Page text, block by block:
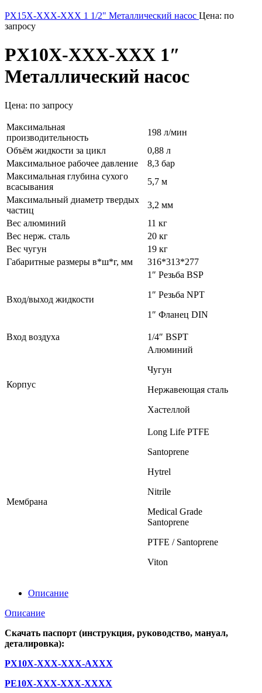
PX15X-XXX-XXX 1 1/2" Металлический насос Цена: по
запросу
PX10X-XXX-XXX 1″
Металлический насос
Цена: по запросу
Максимальная
производительность
198 л/мин
Объём жидкости за цикл
0,88 л
Максимальное рабочее давление
8,3 бар
Максимальная глубина сухого
всасывания
5,7 м
Максимальный диаметр твердых
частиц
3,2 мм
Вес алюминий
11 кг
Вес нерж. сталь
20 кг
Вес чугун
19 кг
Габаритные размеры в*ш*г, мм
316*313*277
Вход/выход жидкости
1″ Резьба BSP
1″ Резьба NPT
1″ Фланец DIN
Вход воздуха 1/4″ BSPT
Корпус
Алюминий
Чугун
Нержавеющая сталь
Хастеллой
Мембрана
Long Life PTFE
Santoprene
Hytrel
Nitrile
Medical Grade
Santoprene
PTFE / Santoprene
Viton
Описание
Описание
Скачать паспорт (инструкция, руководство, мануал,
деталировка):
PX10X-XXX-XXX-AXXX
PE10X-XXX-XXX-XXXX